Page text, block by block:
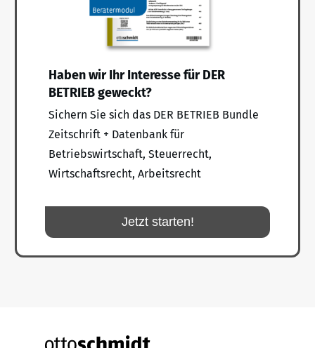
Haben wir Ihr Interesse für DER
BETRIEB geweckt?
Sichern Sie sich das DER BETRIEB Bundle
Zeitschrift + Datenbank für
Betriebswirtschaft, Steuerrecht,
Wirtschaftsrecht, Arbeitsrecht
Jetzt starten!